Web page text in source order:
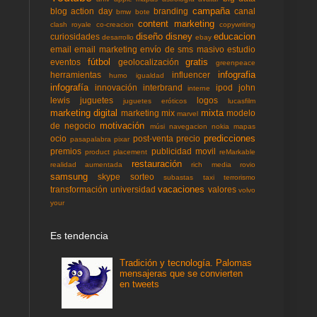
blog action day bmw bote branding campaña canal
clash royale co-creacion content marketing copywriting
curiosidades desarrollo diseño disney ebay educacion
email email marketing envío de sms masivo estudio
eventos
fútbol geolocalización gratis greenpeace
herramientas humo igualdad influencer
infografia
infografía
innovación interbrand interne ipod
john
lewis
juguetes juguetes eróticos logos lucasfilm
marketing digital marketing mix marvel mixta modelo
de negocio motivación músi navegacion nokia mapas
ocio pasapalabra pixar post-venta precio predicciones
premios product placement publicidad movil reMarkable
realidad aumentada
restauración rich media rovio
samsung skype sorteo subastas taxi terrorismo
transformación universidad vacaciones valores volvo
your
Es tendencia
Tradición y tecnología. Palomas
mensajeras que se convierten
en tweets